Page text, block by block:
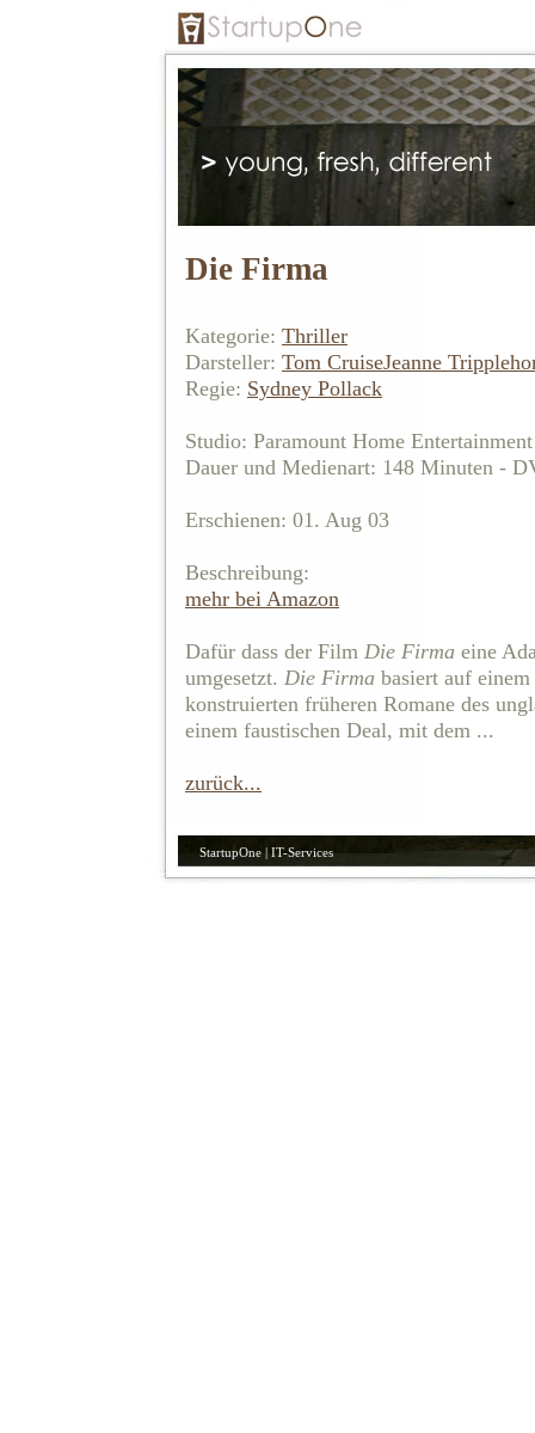
Die Firma
Kategorie: Thriller
Darsteller: Tom CruiseJeanne
Regie: Sydney Pollack
Studio: Paramount Home Entertainment
Dauer und Medienart: 148 Minuten -
Erschienen: 01. Aug 03
Beschreibung:
mehr bei Amazon
Dafür dass der Film Die Firma eine
umgesetzt. Die Firma basiert auf
konstruierten früheren Romane des
einem faustischen Deal, mit dem ...
zurück...
StartupOne | IT-Services